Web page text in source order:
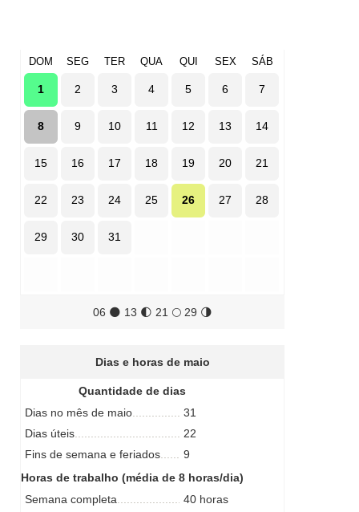
DOM SEG TER QUA QUI SEX SÁB
1 2 3 4 5 6 7
8 9 10 11 12 13 14
15 16 17 18 19 20 21
22 23 24 25 26 27 28
29 30 31
06 🌑 13 🌓 21 🌕29 🌗
Dias e horas de maio
Quantidade de dias
Dias no mês de maio
31
Dias úteis
22
Fins de semana e feriados
9
Horas de trabalho (média de 8 horas/dia)
Semana completa
40 horas